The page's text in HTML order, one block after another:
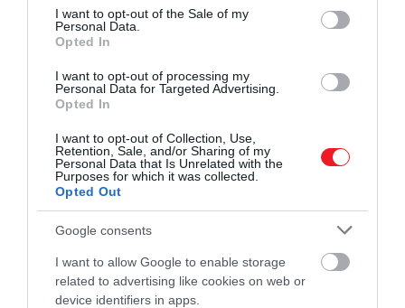
consent section.
I want to opt-out of the Sale of my
Personal Data.
Opted In
I want to opt-out of processing my
Personal Data for Targeted Advertising.
Opted In
I want to opt-out of Collection, Use,
Retention, Sale, and/or Sharing of my
Personal Data that Is Unrelated with the
Purposes for which it was collected.
Opted Out
Google consents
I want to allow Google to enable storage
related to advertising like cookies on web or
device identifiers in apps.
Williams esetében, akit azzal vádoltak, hogy lelőtte a
25 évesSafarian Harringot
A hatóságok kezében mindössze egy hangtalan
ShotSpotter-riasztás.
A cég nyilvánvalóan cáfolta a pontatlanságra és a faji
elfogultságra vonatkozó állításokat, és pénteki
nyilatkozatában kiállt amellett, hogy az AI-
rendszerük „rendkívül pontos, 97 százalékos
összesített pontossági rátával rendelkezik a valós
idejű észlelésekhez minden ügyfél esetében", és